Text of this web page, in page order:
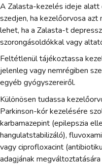
A Zalasta-kezelés ideje
szedjen, ha kezelőorvosa
lehet, ha a Zalasta-t
szorongásoldókkal vagy
Feltétlenül tájékoztassa
jelenleg vagy nemrégiben
egyéb gyógyszereiről.
Különösen tudassa
Parkinson-kór kezelésére
karbamazepint (epilepszia
hangulatstabilizáló),
vagy ciprofloxacint
adagjának megváltoztatására